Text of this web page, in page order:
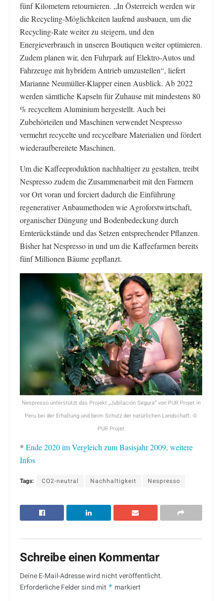
fünf Kilometern retournieren. „In Österreich werden wir
die Recycling-Möglichkeiten laufend ausbauen, um die
Recycling-Rate weiter zu steigern, und den
Energieverbrauch in unseren Boutiquen weiter optimieren.
Zudem planen wir, den Fuhrpark auf Elektro-Autos und
Fahrzeuge mit hybridem Antrieb umzustellen“, liefert
Marianne Neumüller-Klapper einen Ausblick. Ab 2022
werden sämtliche Kapseln für Zuhause mit mindestens 80
% recyceltem Aluminium hergestellt. Auch bei
Zubehörteilen und Maschinen verwendet Nespresso
vermehrt recycelte und recycelbare Materialien und fördert
wiederaufbereitete Maschinen.
Um die Kaffeeproduktion nachhaltiger zu gestalten, treibt
Nespresso zudem die Zusammenarbeit mit den Farmern
vor Ort voran und forciert dadurch die Einführung
regenerativer Anbaumethoden wie Agroforstwirtschaft,
organischer Düngung und Bodenbedeckung durch
Ernterückstände und das Setzen entsprechender Pflanzen.
Bisher hat Nespresso in und um die Kaffeefarmen bereits
fünf Millionen Bäume gepflanzt.
Nespresso unterstützt das Projekt „Jubilación Segura“ von PUR Projet in
Peru bei der Erhaltung und beim Schutz der natürlichen Landschaft. ©
PUR Projet
* Ende 2020 im Vergleich zum Basisjahr 2009, weitere
Infos
Tags: CO2-neutral Nachhaltigkeit Nespresso
Schreibe einen Kommentar
Deine E-Mail-Adresse wird nicht veröffentlicht.
Erforderliche Felder sind mit * markiert